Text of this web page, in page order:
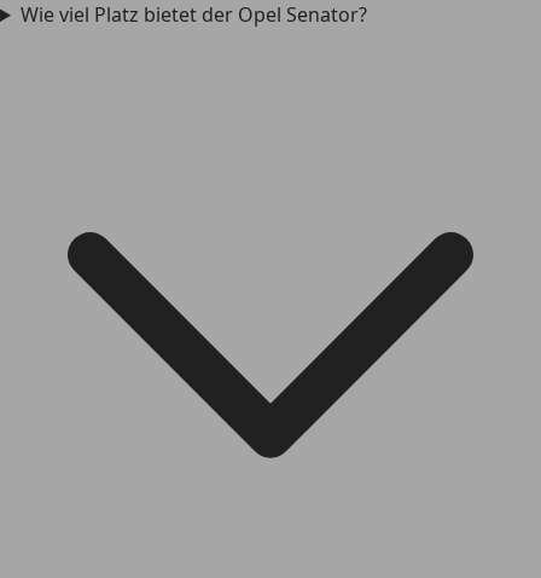
Wie viel Platz bietet der Opel Senator?